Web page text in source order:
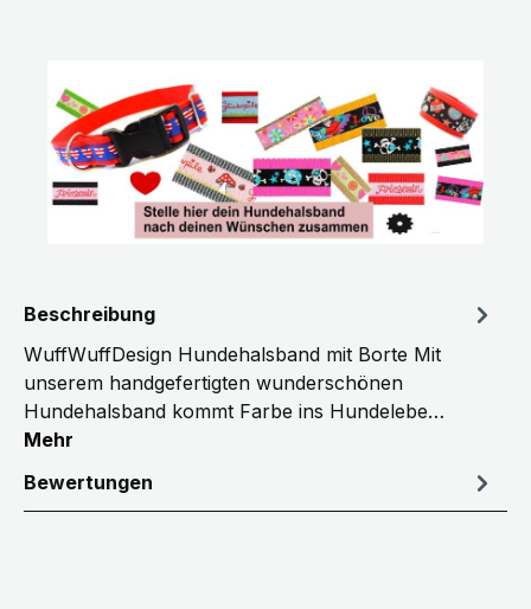
Beschreibung
WuffWuffDesign Hundehalsband mit Borte Mit
unserem handgefertigten wunderschönen
Hundehalsband kommt Farbe ins Hundelebe…
Mehr
Bewertungen